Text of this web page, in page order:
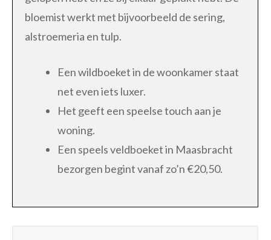
bloemist werkt met bijvoorbeeld de sering,
alstroemeria en tulp.
Een wildboeket in de woonkamer staat
net even iets luxer.
Het geeft een speelse touch aan je
woning.
Een speels veldboeket in Maasbracht
bezorgen begint vanaf zo’n €20,50.